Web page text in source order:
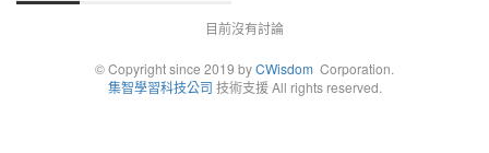
目前沒有討論
© Copyright since 2019 byCWisdom Corporation.
集智學習科技公司 技術支援 All rights reserved.